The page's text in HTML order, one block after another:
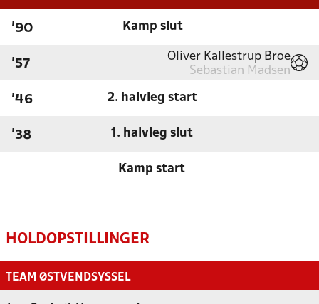
'90 Kamp slut
'57
Oliver Kallestrup Broe
Sebastian Madsen
'46 2. halvleg start
'38 1. halvleg slut
Kamp start
HOLDOPSTILLINGER
TEAM ØSTVENDSYSSEL